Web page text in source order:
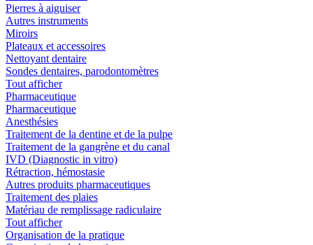
Pierres à aiguiser
Autres instruments
Miroirs
Plateaux et accessoires
Nettoyant dentaire
Sondes dentaires, parodontomètres
Tout afficher
Pharmaceutique
Pharmaceutique
Anesthésies
Traitement de la dentine et de la pulpe
Traitement de la gangrène et du canal
IVD (Diagnostic in vitro)
Rétraction, hémostasie
Autres produits pharmaceutiques
Traitement des plaies
Matériau de remplissage radiculaire
Tout afficher
Organisation de la pratique